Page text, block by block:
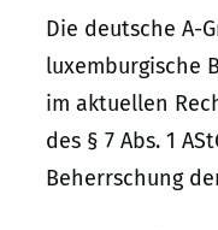
Die deutsche A-
luxemburgische
im aktuellen
des § 7 Abs. 1
Beherrschung